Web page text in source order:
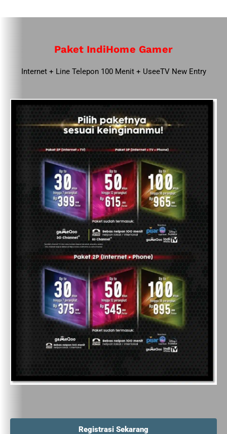
Paket IndiHome Gamer
Internet + Line Telepon 100 Menit + UseeTV New Entry
Registrasi Sekarang